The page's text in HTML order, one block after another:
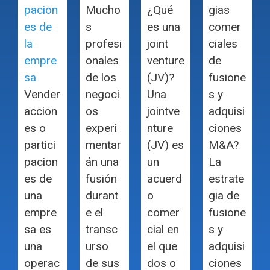
pacion
es de
la
empre
sa
Vender
accion
es o
partici
pacion
es de
una
empre
sa es
una
operac
Mucho
s
profesi
onales
de los
negoci
os
experi
mentar
án una
fusión
durant
e el
transc
urso
de sus
¿Qué
es una
joint
venture
(JV)?
Una
jointve
nture
(JV) es
un
acuerd
o
comer
cial en
el que
dos o
gias
comer
ciales
de
fusione
s y
adquisi
ciones
M&A?
La
estrate
gia de
fusione
s y
adquisi
ciones